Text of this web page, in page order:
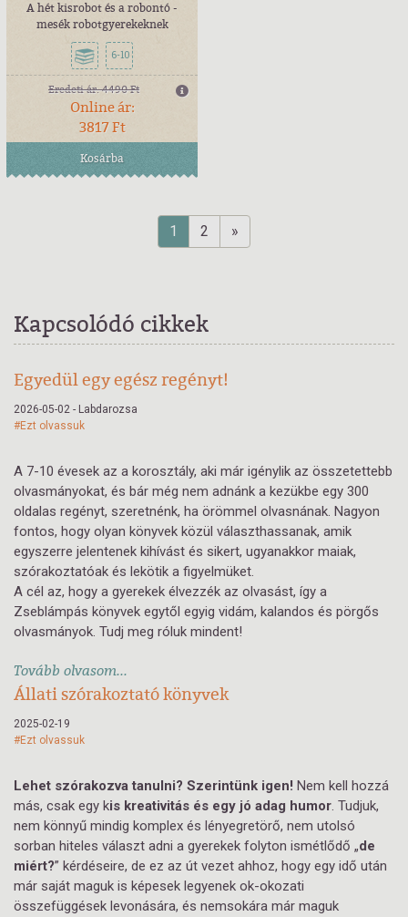
A hét kisrobot és a robontó -
mesék robotgyerekeknek
6-10
Eredeti ár:4490 Ft
Online ár:
3817 Ft
Kosárba
1 2 »
Kapcsolódó cikkek
Egyedül egy egész regényt!
2026-05-02 - Labdarozsa
#Ezt olvassuk
A 7-10 évesek az a korosztály, aki már igénylik az összetettebb
olvasmányokat, és bár még nem adnánk a kezükbe egy 300
oldalas regényt, szeretnénk, ha örömmel olvasnának. Nagyon
fontos, hogy olyan könyvek közül választhassanak, amik
egyszerre jelentenek kihívást és sikert, ugyanakkor maiak,
szórakoztatóak és lekötik a figyelmüket.
A cél az, hogy a gyerekek élvezzék az olvasást, így a
Zseblámpás könyvek egytől egyig vidám, kalandos és pörgős
olvasmányok. Tudj meg róluk mindent!
Tovább olvasom...
Állati szórakoztató könyvek
2025-02-19
#Ezt olvassuk
Lehet szórakozva tanulni? Szerintünk igen! Nem kell hozzá
más, csak egy kis kreativitás és egy jó adag humor. Tudjuk,
nem könnyű mindig komplex és lényegretörő, nem utolsó
sorban hiteles választ adni a gyerekek folyton ismétlődő „de
miért?” kérdéseire, de ez az út vezet ahhoz, hogy egy idő után
már saját maguk is képesek legyenek ok-okozati
összefüggések levonására, és nemsokára már maguk